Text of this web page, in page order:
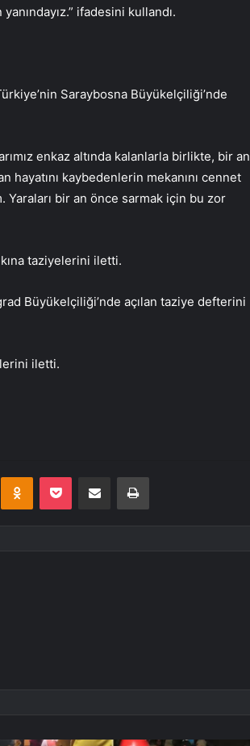
ifadesini kullandı.
Saraybosna Büyükelçiliği’nde
enkaz altında kalanlarla birlikte, bir an
hayatını kaybedenlerin mekanını cennet
bir an önce sarmak için bu zor
taziyelerini iletti.
Büyükelçiliği’nde açılan taziye defterini
iletti.
Odnoklassniki
Pocket E-Posta ile paylaş Yazdır